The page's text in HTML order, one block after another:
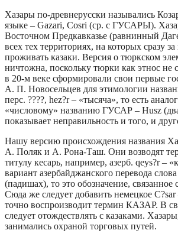
Хазары по-древнерусски назывались
языке – Gazari, Cosri (ср. с ГУСАРЫ).
Восточном Предкавказье (равнинный
всех тех территориях, на которых сразу
проживать казаки. Версия о тюркском
ничтожна, поскольку тюрки как этнос не
в 20-м веке сформировали свои первые
А. П. Новосельцев для этимологии
перс. ????, hez?r – «тысяча», то есть
«числовому» названию ГУСАР – Husz
показывает неправильность и того, и
Нашу версию происхождения названия
А. Поляк и А. Рона-Таш. Они возводят
титулу кесарь, например, азерб. qeys?r –
вариант азербайджанского перевода
(падишах), то это обозначение, связанное
Сюда же следует добавить немецкое
точно воспроизводит термин КАЗАР. В
следует отождествлять с казаками.
занимались охраной торговых путей.